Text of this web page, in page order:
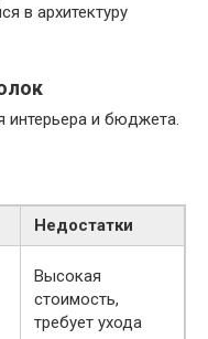
в архитектуру
интерьера и бюджета.
Недостатки
Высокая
стоимость,
требует ухода